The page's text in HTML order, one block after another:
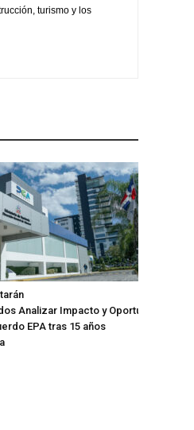
turismo y los
Analizar Impacto y Oportunidades
EPA tras 15 años